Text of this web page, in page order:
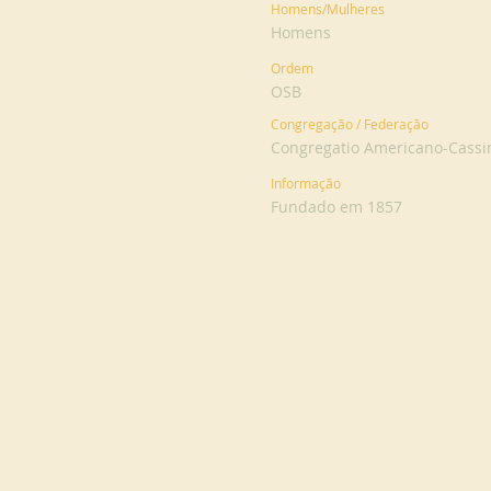
Homens/Mulheres
Homens
Ordem
OSB
Congregação / Federação
Congregatio Americano-
Informação
Fundado em 1857